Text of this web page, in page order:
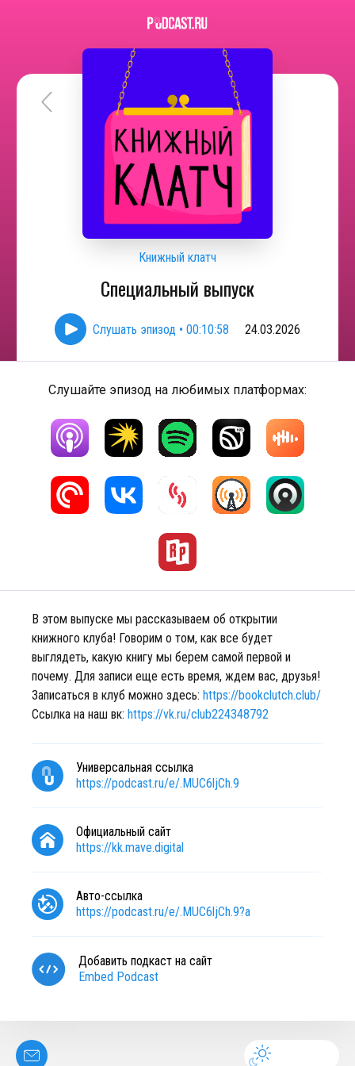
Книжный клатч
Специальный выпуск
Слушать эпизод • 00:10:58 24.03.2026
Слушайте эпизод на любимых платформах:
В этом выпуске мы рассказываем об открытии
книжного клуба! Говорим о том, как все будет
выглядеть, какую книгу мы берем самой первой и
почему. Для записи еще есть время, ждем вас, друзья!
Записаться в клуб можно здесь: https://bookclutch.club/
Ссылка на наш вк: https://vk.ru/club224348792
Универсальная ссылка
https://podcast.ru/e/.MUC6ljCh.9
Официальный сайт
https://kk.mave.digital
Авто-ссылка
https://podcast.ru/e/.MUC6ljCh.9?a
Добавить подкаст на сайт
Embed Podcast